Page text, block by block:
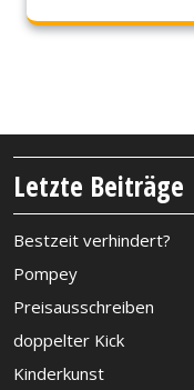
Letzte Beiträge
Bestzeit verhindert?
Pompey
Preisausschreiben
doppelter Kick
Kinderkunst